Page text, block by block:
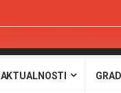
AKTUALNOSTI